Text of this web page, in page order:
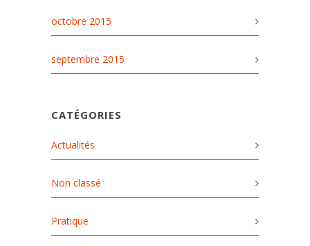
octobre 2015
septembre 2015
CATÉGORIES
Actualités
Non classé
Pratique